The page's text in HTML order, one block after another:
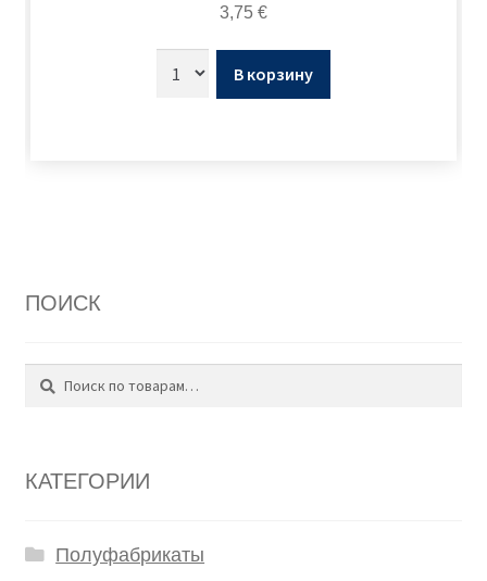
3,75 €
В корзину
ПОИСК
Искать:
Поиск
КАТЕГОРИИ
Полуфабрикаты